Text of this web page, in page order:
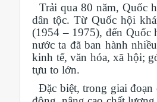
Trải qua 80 năm, Quốc
dân tộc. Từ Quốc hội
(1954 – 1975), đến Quốc
nước ta đã ban hành
kinh tế, văn hóa, xã hội;
tựu to lớn.
Đặc biệt, trong giai